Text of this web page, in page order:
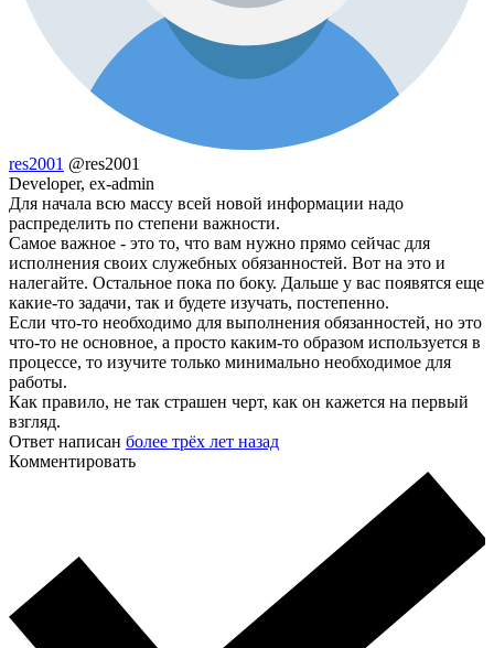
res2001 @res2001
Developer, ex-admin
Для начала всю массу всей новой информации надо
распределить по степени важности.
Самое важное - это то, что вам нужно прямо сейчас для
исполнения своих служебных обязанностей. Вот на это и
налегайте. Остальное пока по боку. Дальше у вас появятся еще
какие-то задачи, так и будете изучать, постепенно.
Если что-то необходимо для выполнения обязанностей, но это
что-то не основное, а просто каким-то образом используется в
процессе, то изучите только минимально необходимое для
работы.
Как правило, не так страшен черт, как он кажется на первый
взгляд.
Ответ написан более трёх лет назад
Комментировать